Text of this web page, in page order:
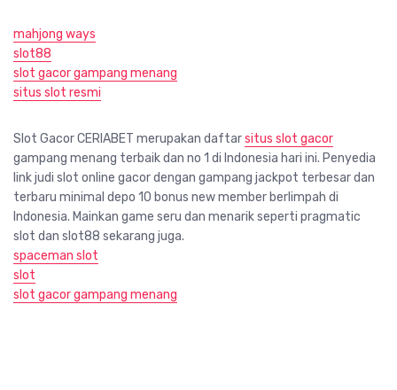
mahjong ways
slot88
slot gacor gampang menang
situs slot resmi
Slot Gacor CERIABET merupakan daftarsitus slot gacor
gampang menang terbaik dan no 1 di Indonesia hari ini. Penyedia
link judi slot online gacor dengan gampang jackpot terbesar dan
terbaru minimal depo 10 bonus new member berlimpah di
Indonesia. Mainkan game seru dan menarik seperti pragmatic
slot dan slot88 sekarang juga.
spaceman slot
slot
slot gacor gampang menang